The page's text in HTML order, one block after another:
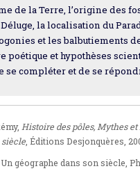
de la Terre, l’origine des
Déluge, la localisation du
et les balbutiements
poétique et hypothèses
se compléter et de se
Histoire des pôles, Mythes
siècle , Éditions Desjonquères,
géographe dans son siècle,